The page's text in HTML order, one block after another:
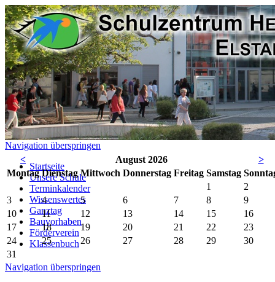
Navigation überspringen
Startseite
Unsere Schule
Terminkalender
Wissenswertes
Ganztag
Bauvorhaben
Förderverein
Klassenbuch
< August 2026
>
Montag Dienstag Mittwoch Donnerstag Freitag Samstag So
1
2
3
4 5 6 7 8
9
10
11 12 13 14 15
16
17
18 19 20 21 22
23
24
25 26 27 28 29
30
31
Navigation überspringen